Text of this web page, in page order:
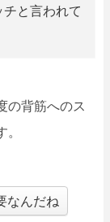
と言われて
の背筋へのス
なんだね